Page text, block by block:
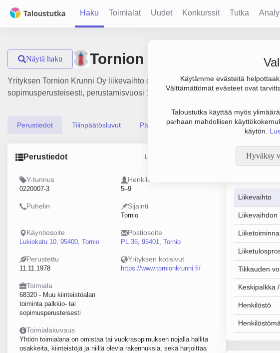
Haku Toimialat Uudet Konkurssit Tutka
Käytämme evästeitä
Välttämättömät evästeet ovat
Taloustutka käyttää myös
parhaan mahdollisen
käytön.
Hyväksy
Näytä haku Tornion Krunni Oy
Yrityksen Tornion Krunni Oy liikevaihto on 603 000 €, tulos 8 000 € ja
sopimusperusteisesti, perustamisvuosi 1978 ja sijainti Tornio. Yrityksen
Perustiedot Tilinpäätösluvut Päättäjätiedot
Perustiedot Lähde: YTJ, PRH, Traficom
Y-tunnus
0220007-3
Henkilöstömäärä
5–9
Puhelin Sijainti
Tornio
Käyntiosoite
Lukiokatu 10, 95400, Tornio
Postiosoite
PL 36, 95401, Tornio
Perustettu
11.11.1978
Yrityksen kotisivut
https://www.tornionkrunni.fi/
Toimiala
68320 - Muu kiinteistöalan
toiminta palkkio- tai
sopimusperusteisesti
Toimialakuvaus
Yhtiön toimialana on omistaa tai vuokrasopimuksen nojalla hallita
osakkeita, kiinteistöjä ja niillä olevia rakennuksia, sekä harjoittaa
Liikevaihto
Liikevaihdon
Tilikauden
Keskipalkka
Henkilöstö